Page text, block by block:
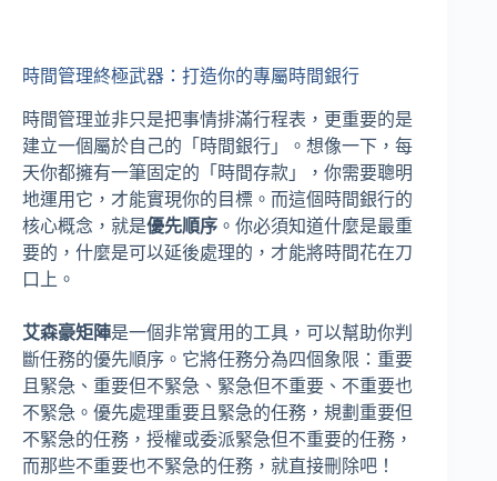
時間管理終極武器：打造你的專屬時間銀行
時間管理並非只是把事情排滿行程表，更重要的是
建立一個屬於自己的「時間銀行」。想像一下，每
天你都擁有一筆固定的「時間存款」，你需要聰明
地運用它，才能實現你的目標。而這個時間銀行的
核心概念，就是優先順序 。你必須知道什麼是最重
要的，什麼是可以延後處理的，才能將時間花在刀
口上。
艾森豪矩陣是一個非常實用的工具，可以幫助你判
斷任務的優先順序。它將任務分為四個象限：重要
且緊急、重要但不緊急、緊急但不重要、不重要也
不緊急。優先處理重要且緊急的任務，規劃重要但
不緊急的任務，授權或委派緊急但不重要的任務，
而那些不重要也不緊急的任務，就直接刪除吧！